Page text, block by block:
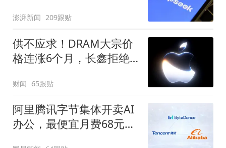
澎湃新闻 209跟贴
供不应求！DRAM大宗价
格连涨6个月，长鑫拒绝
财闻 65跟贴
阿里腾讯字节集体开卖AI
办公，最便宜月费68元，